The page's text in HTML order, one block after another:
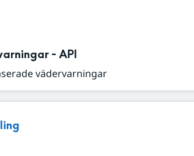
- API
vädervarningar